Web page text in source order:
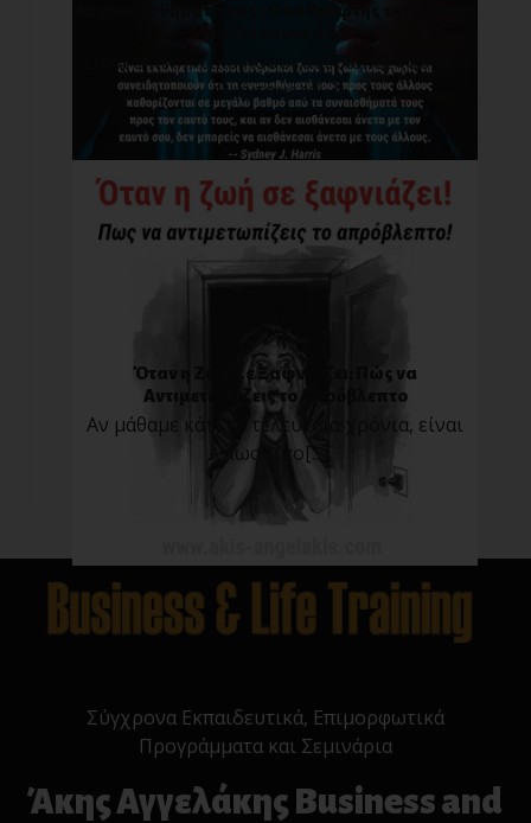
Τα συναισθήματά μας : O καθρέφτης της σχέσης
Είναι εκπληκτικό πόσοι άνθρωποι ζουν τη
ζωή τους χ[...]
Όταν η Ζωή Σε Ξαφνιάζει: Πώς να
Αντιμετωπίζεις το Απρόβλεπτο
Αν μάθαμε κάτι τα τελευταία χρόνια, είναι
πως τίπο[...]
Σύγχρονα Εκπαιδευτικά, Επιμορφωτικά
Προγράμματα και Σεμινάρια
Άκης Αγγελάκης Business and